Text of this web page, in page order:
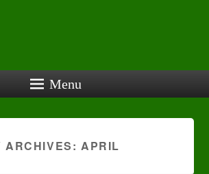
Menu
ARCHIVES: APRIL